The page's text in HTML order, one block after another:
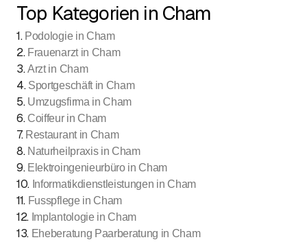
Top Kategorien in Cham
1. Podologie in Cham
2. Frauenarzt in Cham
3.Arzt in Cham
4. Sportgeschäft in Cham
5. Umzugsfirma in Cham
6. Coiffeur in Cham
7. Restaurant in Cham
8. Naturheilpraxis in Cham
9. Elektroingenieurbüro in Cham
10. Informatikdienstleistungen in Cham
11. Fusspflege in Cham
12. Implantologie in Cham
13. Eheberatung Paarberatung in Cham